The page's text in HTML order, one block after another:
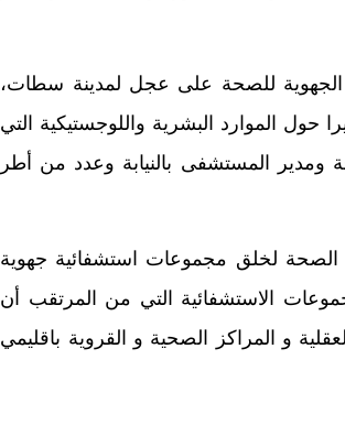
الجهوية للصحة على عجل لمدينة سطات،
الموارد البشرية واللوجستيكية التي
ومدير المستشفى بالنيابة وعدد من أطر
الصحة لخلق مجموعات استشفائية جهوية
الاستشفائية التي من المرتقب أن
و المراكز الصحية و القروية باقليمي